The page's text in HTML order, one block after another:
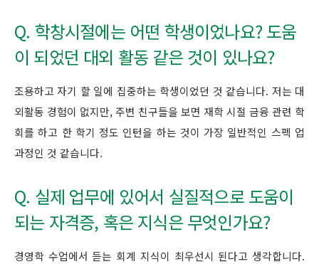
Q. 학창시절에는 어떤 학생이었나요? 도움
이 되었던 대외 활동 같은 것이 있나요?
조용하고 자기 할 일에 집중하는 학생이었던 것 같습니다. 저는 대
외활동 경험이 없지만, 주변 친구들을 보면 재학 시절 금융 관련 학
회를 하고 한 학기 정도 인턴을 하는 것이 가장 일반적인 스펙 업
과정인 것 같습니다.
Q. 실제 업무에 있어서 실질적으로 도움이
되는 자격증, 혹은 지식은 무엇인가요?
경영학 수업에서 듣는 회계 지식이 최우선시 된다고 생각합니다.